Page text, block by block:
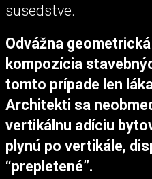
susedstve.
Odvážna
kompozícia
tomto prípade len
Architekti sa
vertikálnu adíciu
plynú po vertikále,
“prepletené”.